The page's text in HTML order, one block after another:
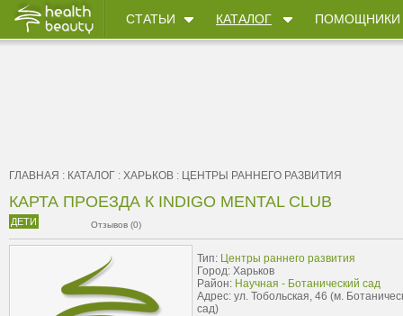
СТАТЬИ КАТАЛОГ ПОМОЩНИКИ
ГЛАВНАЯ : КАТАЛОГ : ХАРЬКОВ : ЦЕНТРЫ РАННЕГО РАЗВИТИЯ
КАРТА ПРОЕЗДА К INDIGO MENTAL CLUB
ДЕТИ Отзывов (0)
Тип: Центры раннего развития
Город: Харьков
Район: Научная - Ботанический сад
Адрес: ул. Тобольская, 46 (м.
сад)